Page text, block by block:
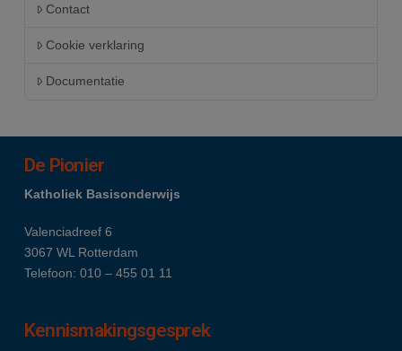
Contact
Cookie verklaring
Documentatie
De Pionier
Katholiek Basisonderwijs
Valenciadreef 6
3067 WL Rotterdam
Telefoon: 010 – 455 01 11
Kennismakingsgesprek